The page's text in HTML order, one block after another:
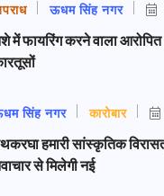
ऊधम सिंह नगर
में फायरिंग करने वाला
सिंह नगर कारोबार
हमारी सांस्कृतिक
से मिलेगी नई